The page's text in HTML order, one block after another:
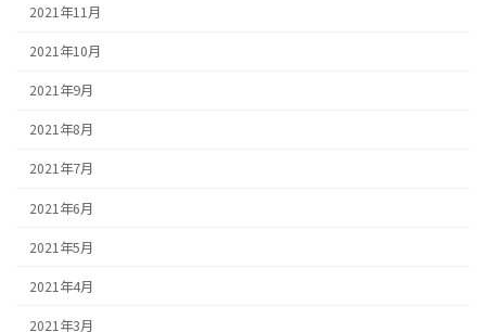
2021年11月
2021年10月
2021年9月
2021年8月
2021年7月
2021年6月
2021年5月
2021年4月
2021年3月